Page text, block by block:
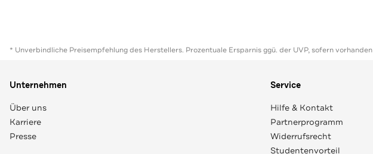
* Unverbindliche Preisempfehlung des Herstellers. Prozentuale Ersparnis ggü. der UVP, sofern vorhanden
Unternehmen
Über uns
Karriere
Presse
Service
Hilfe & Kontakt
Partnerprogramm
Widerrufsrecht
Studentenvorteil